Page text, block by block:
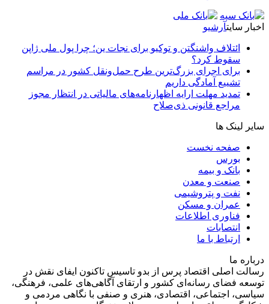
اخبار سایتآرشیو
ائتلاف واشنگتن و توکیو برای نجات ین؛ چرا پول ملی ژاپن
سقوط کرد؟
برای اجرای بزرگ‌ترین طرح حمل‌ونقل کشور در مراسم
تشییع آمادگی داریم
تمدید مهلت ارایه اظهارنامه‌های مالیاتی در انتظار مجوز
مراجع قانونی ذی‌‏صلاح
سایر لینک ها
صفحه نخست
بورس
بانک و بیمه
صنعت و معدن
نفت و پتروشیمی
عمران و مسکن
فناوری اطلاعات
انتصابات
ارتباط با ما
درباره ما
رسالت اصلی اقتصاد پرس از بدو تاسیس تاکنون ایفای نقش در
توسعه فضای رسانه‌ای کشور و ارتقای آگاهی‌های علمی، فرهنگی،
سیاسی، اجتماعی، اقتصادی، هنری و صنفی با نگاهی مردمی و